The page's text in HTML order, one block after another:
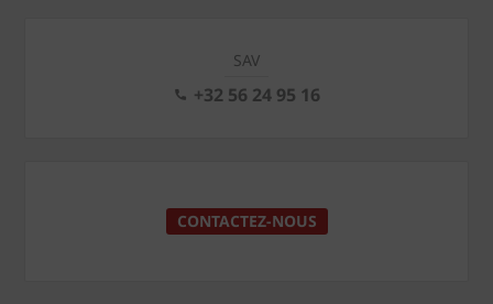
SAV
+32 56 24 95 16
CONTACTEZ-NOUS